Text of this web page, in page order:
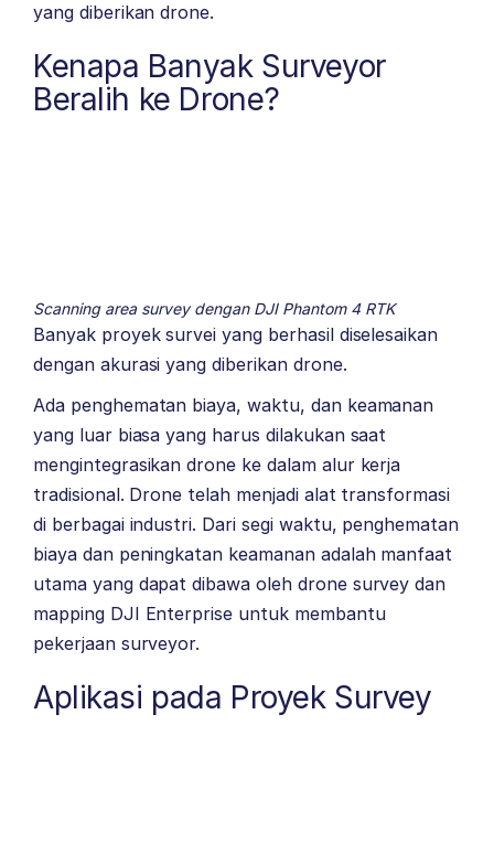
yang diberikan drone.
Kenapa Banyak Surveyor
Beralih ke Drone?
Scanning area survey dengan DJI Phantom 4 RTK
Banyak proyek survei yang berhasil diselesaikan
dengan akurasi yang diberikan drone.
Ada penghematan biaya, waktu, dan keamanan
yang luar biasa yang harus dilakukan saat
mengintegrasikan drone ke dalam alur kerja
tradisional. Drone telah menjadi alat transformasi
di berbagai industri. Dari segi waktu, penghematan
biaya dan peningkatan keamanan adalah manfaat
utama yang dapat dibawa oleh drone survey dan
mapping DJI Enterprise untuk membantu
pekerjaan surveyor.
Aplikasi pada Proyek Survey